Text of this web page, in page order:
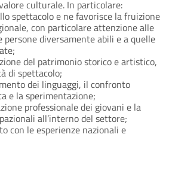
culturale. In particolare:
spettacolo e ne favorisce la fruizione
con particolare attenzione alle
persone diversamente abili e a quelle
del patrimonio storico e artistico,
di spettacolo;
dei linguaggi, il confronto
e la sperimentazione;
professionale dei giovani e la
all’interno del settore;
con le esperienze nazionali e